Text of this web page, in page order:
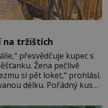
na tržištích
přesvědčuje kupec s
Žena pečlivě
si pět loket,“ prohlásí.
délku. Pořádný kus
zhodnotí švadlena